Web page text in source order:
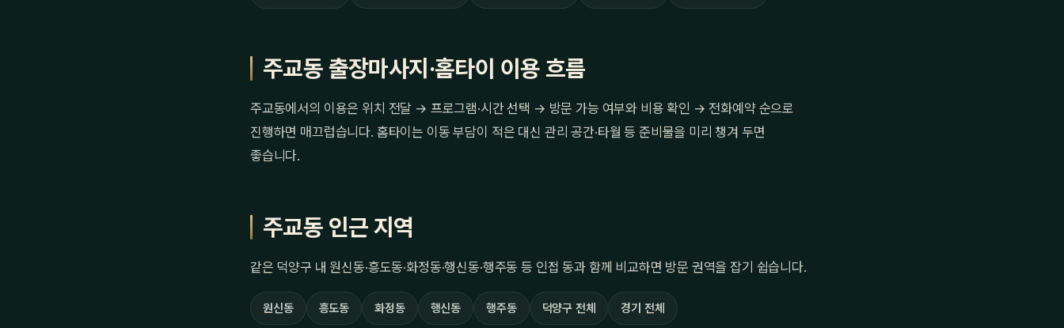
주교동 출장마사지·홈타이 이용 흐름
주교동에서의 이용은 위치 전달 → 프로그램·시간 선택 → 방문 가능 여부와 비용 확인 → 전화예약 순으로
진행하면 매끄럽습니다. 홈타이는 이동 부담이 적은 대신 관리 공간·타월 등 준비물을 미리 챙겨 두면
좋습니다.
주교동 인근 지역
같은 덕양구 내 원신동·흥도동·화정동·행신동·행주동 등 인접 동과 함께 비교하면 방문 권역을 잡기 쉽습니다.
원신동 흥도동 화정동 행신동 행주동 덕양구 전체 경기 전체